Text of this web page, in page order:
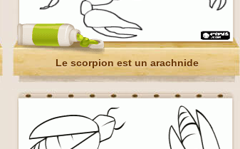
Le scorpion est un arachnide